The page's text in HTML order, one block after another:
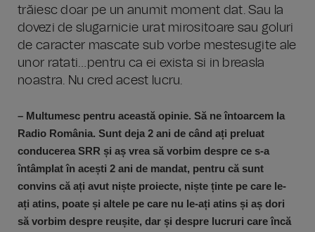
trăiesc doar pe un anumit moment dat. Sau la
dovezi de slugarnicie urat mirositoare sau goluri
de caracter mascate sub vorbe mestesugite ale
unor ratati…pentru ca ei exista si in breasla
noastra. Nu cred acest lucru.
– Multumesc pentru această opinie. Să ne întoarcem la
Radio România. Sunt deja 2 ani de când ați preluat
conducerea SRR și aș vrea să vorbim despre ce s-a
întâmplat în acești 2 ani de mandat, pentru că sunt
convins că ați avut niște proiecte, niște ținte pe care le-
ați atins, poate și altele pe care nu le-ați atins și aș dori
să vorbim despre reușite, dar și despre lucruri care încă